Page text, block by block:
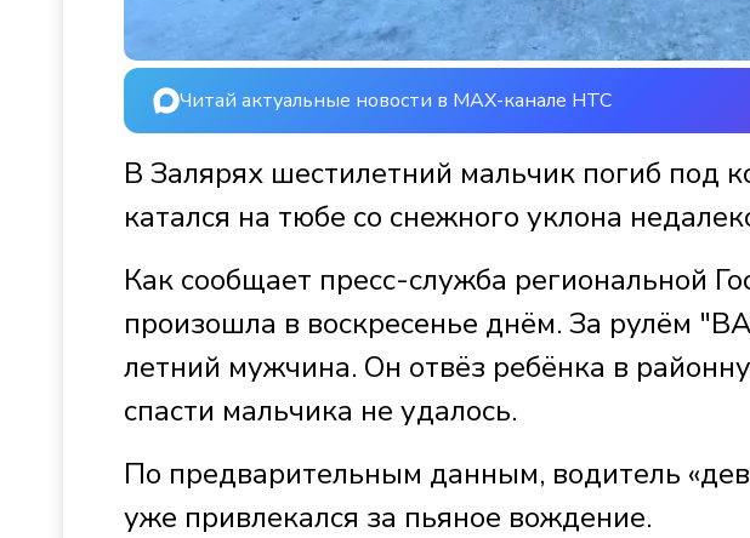
Читай актуальные новости в MAX-канале НТС
В Залярях шестилетний мальчик погиб под
катался на тюбе со снежного уклона
Как сообщает пресс-служба региональной
произошла в воскресенье днём. За рулём
летний мужчина. Он отвёз ребёнка в
спасти мальчика не удалось.
По предварительным данным, водитель
уже привлекался за пьяное вождение.